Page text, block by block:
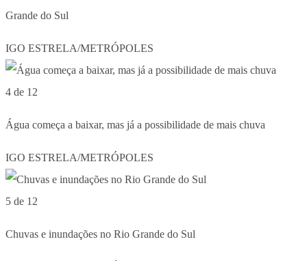
Grande do Sul
IGO ESTRELA/METRÓPOLES
4 de 12
Água começa a baixar, mas já a possibilidade de mais chuva
IGO ESTRELA/METRÓPOLES
5 de 12
Chuvas e inundações no Rio Grande do Sul